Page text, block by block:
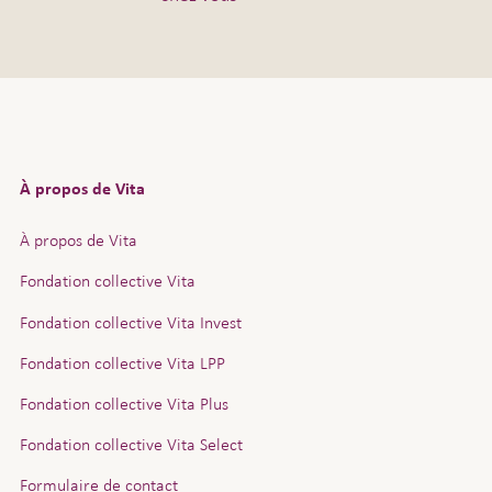
retenue.
À propos de Vita
À propos de Vita
Fondation collective Vita
Fondation collective Vita Invest
Fondation collective Vita LPP
Fondation collective Vita Plus
Fondation collective Vita Select
Formulaire de contact